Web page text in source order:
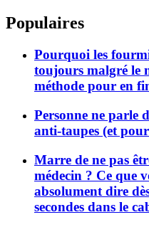
Populaires
Pourquoi les
toujours malgré le
méthode pour en
Personne ne parle
anti-taupes (et
Marre de ne pas
médecin ? Ce que
absolument dire
secondes dans le